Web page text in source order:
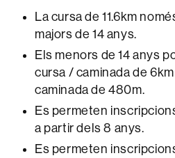
La cursa de 11.6km
majors de 14 anys.
Els menors de 14 anys
cursa / caminada de
caminada de 480m.
Es permeten
a partir dels 8 anys.
Es permeten